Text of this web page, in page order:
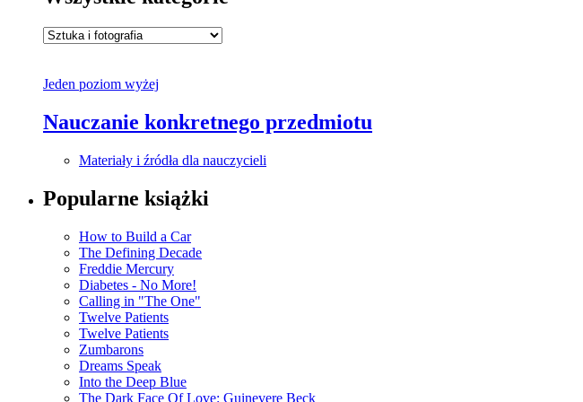
Jeden poziom wyżej
Nauczanie konkretnego przedmiotu
Materiały i źródła dla nauczycieli
Popularne książki
How to Build a Car
The Defining Decade
Freddie Mercury
Diabetes - No More!
Calling in "The One"
Twelve Patients
Twelve Patients
Zumbarons
Dreams Speak
Into the Deep Blue
The Dark Face Of Love: Guinevere Beck